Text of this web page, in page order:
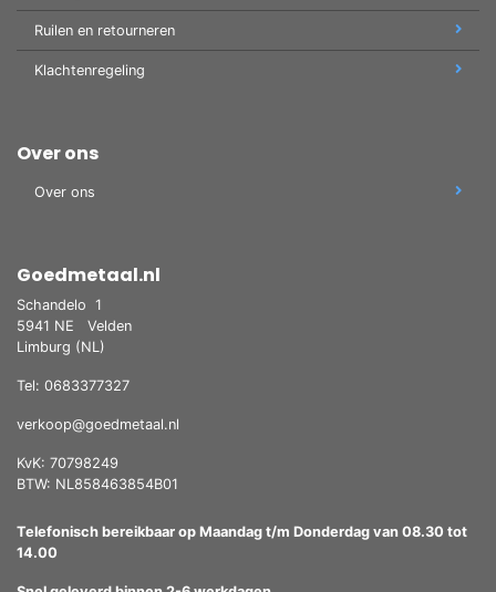
Ruilen en retourneren
Klachtenregeling
Over ons
Over ons
Goedmetaal.nl
Schandelo 1
5941 NE
Velden
Limburg (NL)
Tel: 0683377327
verkoop@goedmetaal.nl
KvK: 70798249
BTW: NL858463854B01
Telefonisch bereikbaar op Maandag t/m Donderdag van 08.30 tot
14.00